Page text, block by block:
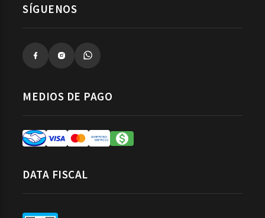
SÍGUENOS
MEDIOS DE PAGO
DATA FISCAL